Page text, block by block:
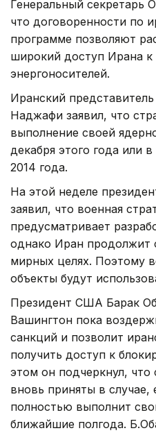
Генеральный секретарь
что договоренности по
программе позволяют
широкий доступ Ирана
энергоносителей.
Иранский
Наджафи заявил, что
выполнение своей
декабря этого года или
2014 года.
На этой неделе
заявил, что военная
предусматривает
однако Иран продолжит
мирных целях. Поэтому
объекты будут
Президент США Барак
Вашингтон пока
санкций и позволит
получить доступ к
этом он подчеркнул, что
вновь приняты в случае,
полностью выполнит
ближайшие полгода.